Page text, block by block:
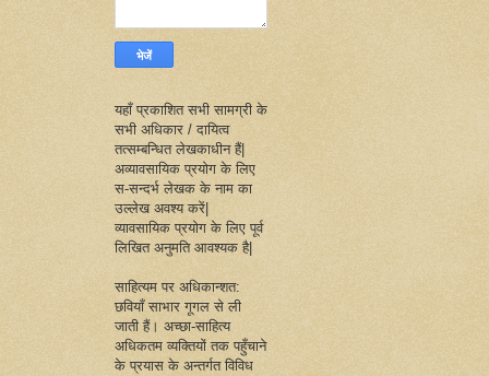
यहाँ प्रकाशित सभी सामग्री के
सभी अधिकार / दायित्व
तत्सम्बन्धित लेखकाधीन हैं|
अव्यावसायिक प्रयोग के लिए
स-सन्दर्भ लेखक के नाम का
उल्लेख अवश्य करें|
व्यावसायिक प्रयोग के लिए पूर्व
लिखित अनुमति आवश्यक है|
साहित्यम पर अधिकान्शत:
छवियाँ साभार गूगल से ली
जाती हैं। अच्छा-साहित्य
अधिकतम व्यक्तियों तक पहुँचाने
के प्रयास के अन्तर्गत विविध